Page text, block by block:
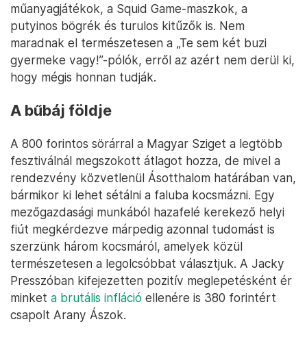
műanyagjátékok, a Squid Game-maszkok, a
putyinos bögrék és turulos kitűzők is. Nem
maradnak el természetesen a „Te sem két buzi
gyermeke vagy!”-pólók, erről az azért nem derül ki,
hogy mégis honnan tudják.
A bűbáj földje
A 800 forintos sörárral a Magyar Sziget a legtöbb
fesztiválnál megszokott átlagot hozza, de mivel a
rendezvény közvetlenül Ásotthalom határában van,
bármikor ki lehet sétálni a faluba kocsmázni. Egy
mezőgazdasági munkából hazafelé kerekező helyi
fiút megkérdezve márpedig azonnal tudomást is
szerzünk három kocsmáról, amelyek közül
természetesen a legolcsóbbat választjuk. A Jacky
Presszóban kifejezetten pozitív meglepetésként ér
minket a brutális infláció ellenére is 380 forintért
csapolt Arany Ászok.